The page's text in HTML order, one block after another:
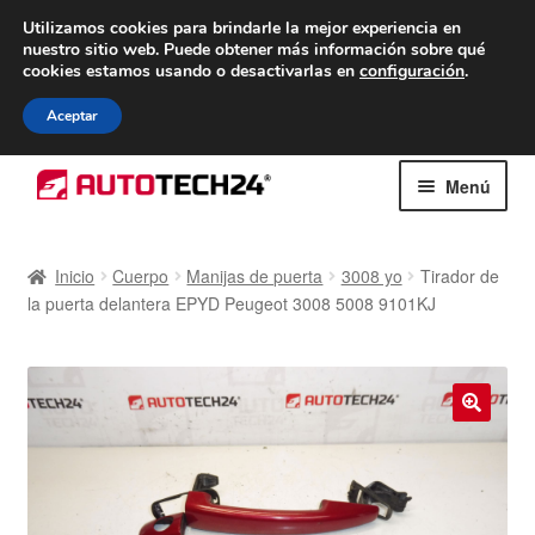
ENTREGA desde 7 EUR
De lunes a viernes de 9 a. m. a 4 p. m.
navegación
al
Menú
Caja registradora
Carro
Envío al mundo entero
Inicio Cuerpo Manijas de puerta 3008 yo
Tirador de
la puerta delantera EPYD Peugeot 3008 5008 9101KJ
🔍
Utilizamos cookies para brindarle la mejor experiencia en
nuestro sitio web. Puede obtener más información sobre qué
cookies estamos usando o desactivarlas en configuración.
Aceptar